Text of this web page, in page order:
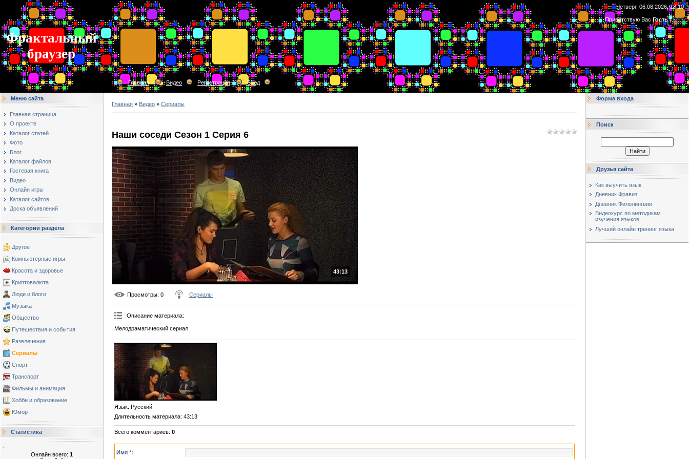
Фрактальный
браузер
Четверг, 06.08.2026, 18:10
Приветствую Вас Гость|RSS
Главная Видео Регистрация Вход
Меню сайта
Главная страница
О проекте
Каталог статей
Фото
Блог
Каталог файлов
Гостевая книга
Видео
Онлайн игры
Каталог сайтов
Доска объявлений
Категории раздела
Другое
Компьютерные игры
Красота и здоровье
Криптовалюта
Люди и блоги
Музыка
Общество
Путешествия и события
Развлечения
Сериалы
Спорт
Транспорт
Фильмы и анимация
Хобби и образование
Юмор
Статистика
Онлайн всего: 1
Главная » Видео » Сериалы
Наши соседи Сезон 1 Серия 6
43:13
Просмотры: 0 Сериалы
Описание материала:
Мелодраматический сериал
Язык: Русский
Длительность материала: 43:13
Всего комментариев: 0
Имя *:
Форма входа
Поиск
Друзья сайта
Как выучить язык
Дневник Фравиз
Дневник Филолингвии
Видеокурс по методикам
изучения языков
Лучший онлайн тренинг языка